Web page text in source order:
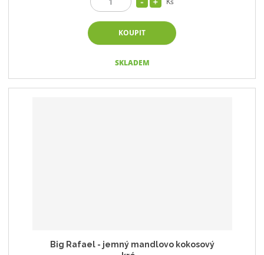
KOUPIT
SKLADEM
Big Rafael - jemný mandlovo kokosový